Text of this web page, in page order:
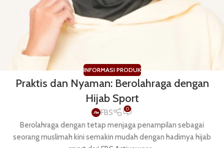
INFORMASI PRODUK
Praktis dan Nyaman: Berolahraga dengan
Hijab Sport
FBS 0
Berolahraga dengan tetap menjaga penampilan sebagai
seorang muslimah kini semakin mudah dengan hadirnya hijab